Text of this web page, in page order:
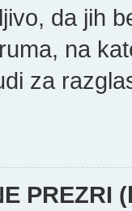
da jih
na
za
PREZRI